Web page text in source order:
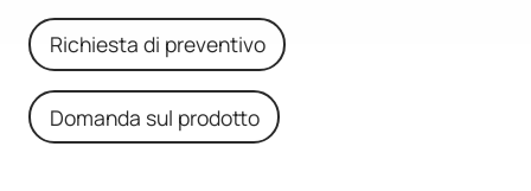
Richiesta di preventivo
Domanda sul prodotto